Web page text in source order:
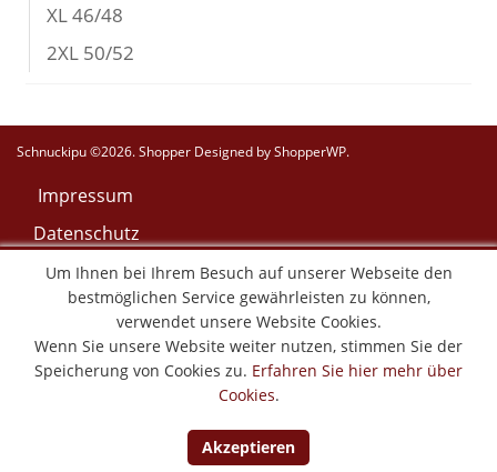
XL 46/48
2XL 50/52
Schnuckipu ©2026.ShopperDesigned byShopperWP.
Impressum
Datenschutz
AGB
Widerruf
Versand & Lieferung
Zahlungsweisen
Vertrag widerrufen
Um Ihnen bei Ihrem Besuch auf unserer Webseite den
bestmöglichen Service gewährleisten zu können,
verwendet unsere Website Cookies.
Wenn Sie unsere Website weiter nutzen, stimmen Sie der
Speicherung von Cookies zu. Erfahren Sie hier mehr über
Cookies.
Akzeptieren